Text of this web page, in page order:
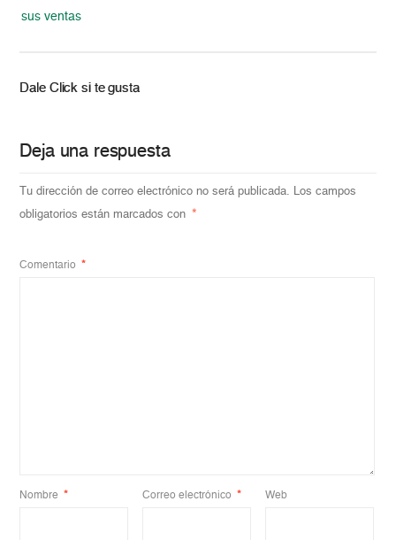
sus ventas
Dale Click si te gusta
Deja una respuesta
Tu dirección de correo electrónico no será publicada. Los campos
obligatorios están marcados con *
Comentario *
Nombre * Correo electrónico * Web